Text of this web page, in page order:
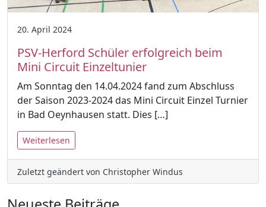
20. April 2024
PSV-Herford Schüler erfolgreich beim
Mini Circuit Einzeltunier
Am Sonntag den 14.04.2024 fand zum Abschluss
der Saison 2023-2024 das Mini Circuit Einzel Turnier
in Bad Oeynhausen statt. Dies […]
Weiterlesen
Zuletzt geändert von Christopher Windus